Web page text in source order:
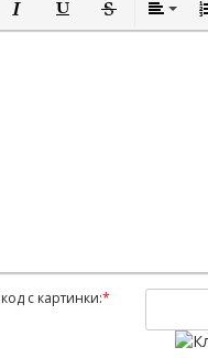
Подчеркнутый
Зачеркнутый
с картинки:*